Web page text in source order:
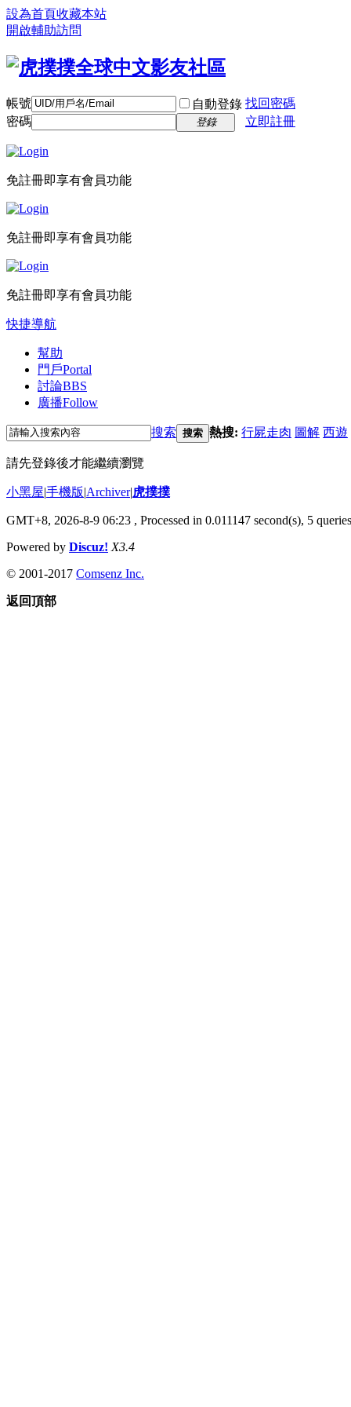
設為首頁收藏本站
開啟輔助訪問
帳號 自動登錄 找回密碼
密碼
登錄 立即註冊
免註冊即享有會員功能
免註冊即享有會員功能
免註冊即享有會員功能
快捷導航
幫助
門戶Portal
討論BBS
廣播Follow
搜索 搜索 熱搜: 行屍走肉 圖解 西遊
請先登錄後才能繼續瀏覽
小黑屋|手機版|Archiver|虎撲撲
GMT+8, 2026-8-9 06:23 , Processed in 0.011147 second(s), 5
Powered by Discuz! X3.4
© 2001-2017 Comsenz Inc.
返回頂部